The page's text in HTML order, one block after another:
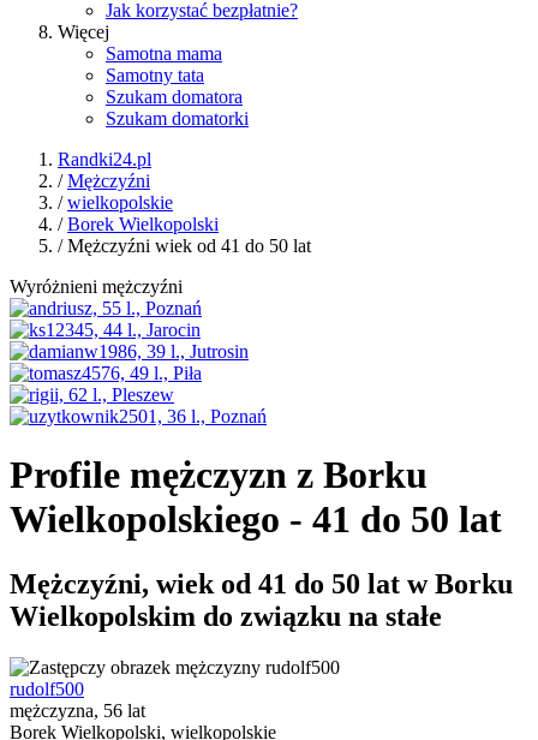
Jak korzystać bezpłatnie?
Więcej
Samotna mama
Samotny tata
Szukam domatora
Szukam domatorki
Randki24.pl
/Mężczyźni
/wielkopolskie
/Borek Wielkopolski
/ Mężczyźni wiek od 41 do 50 lat
Wyróżnieni mężczyźni
Profile mężczyzn z Borku
Wielkopolskiego - 41 do 50 lat
Mężczyźni, wiek od 41 do 50 lat w Borku
Wielkopolskim do związku na stałe
rudolf500
mężczyzna, 56 lat
Borek Wielkopolski, wielkopolskie